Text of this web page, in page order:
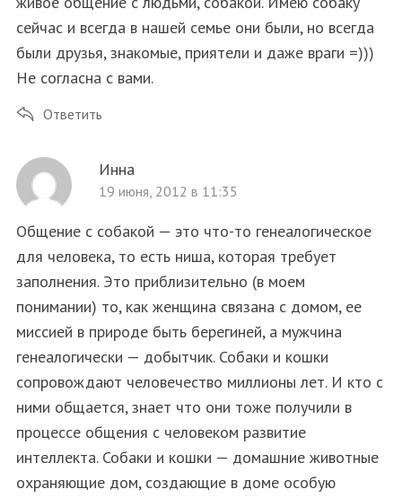
сейчас и всегда в нашей семье они были, но всегда
были друзья, знакомые, приятели и даже враги =)))
Не согласна с вами.
Ответить
Инна
19 июня, 2012 в 11:35
Общение с собакой — это что-то генеалогическое
для человека, то есть ниша, которая требует
заполнения. Это приблизительно (в моем
понимании) то, как женщина связана с домом, ее
миссией в природе быть берегиней, а мужчина
генеалогически — добытчик. Собаки и кошки
сопровождают человечество миллионы лет. И кто с
ними общается, знает что они тоже получили в
процессе общения с человеком развитие
интеллекта. Собаки и кошки — домашние животные
охраняющие дом, создающие в доме особую